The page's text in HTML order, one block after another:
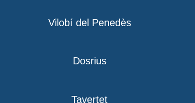
Vilobí del Penedès
Dosrius
Tavertet